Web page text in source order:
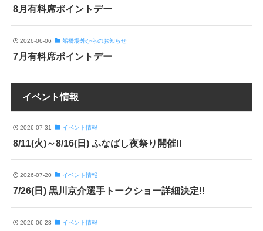
8月有料席ポイントデー
2026-06-06 船橋場外からのお知らせ
7月有料席ポイントデー
イベント情報
2026-07-31 イベント情報
8/11(火)～8/16(日) ふなばし夜祭り開催!!
2026-07-20 イベント情報
7/26(日) 黒川京介選手トークショー詳細決定!!
2026-06-28 イベント情報